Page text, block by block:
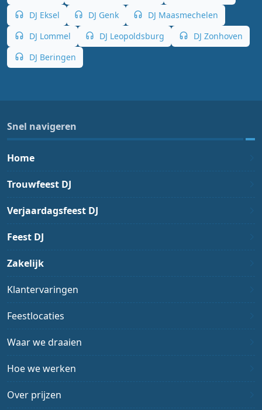
DJ Eksel
DJ Genk
DJ Maasmechelen
DJ Lommel
DJ Leopoldsburg
DJ Zonhoven
DJ Beringen
Snel navigeren
Home
Trouwfeest DJ
Verjaardagsfeest DJ
Feest DJ
Zakelijk
Klantervaringen
Feestlocaties
Waar we draaien
Hoe we werken
Over prijzen